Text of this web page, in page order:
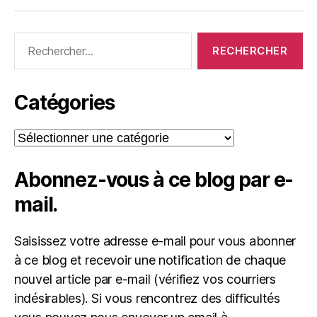
Catégories
Catégories
Abonnez-vous à ce blog par e-
mail.
Saisissez votre adresse e-mail pour vous abonner
à ce blog et recevoir une notification de chaque
nouvel article par e-mail (vérifiez vos courriers
indésirables). Si vous rencontrez des difficultés